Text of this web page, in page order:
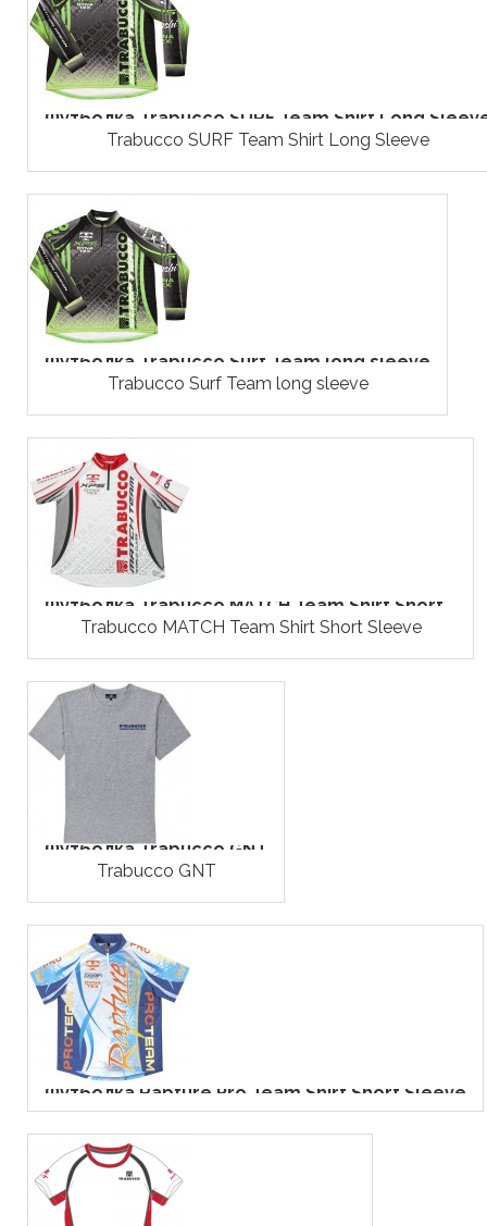
Футболка Trabucco SURF Team Shirt Long
Trabucco SURF Team Shirt Long Sleeve
Футболка Trabucco Surf Team long sleeve
Trabucco Surf Team long sleeve
Футболка Trabucco MATCH Team Shirt Short...
Trabucco MATCH Team Shirt Short Sleeve
Футболка Trabucco GNT
Trabucco GNT
Футболка Rapture Pro Team Shirt Short Sleeve